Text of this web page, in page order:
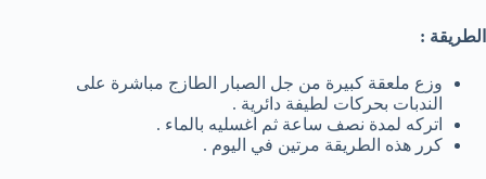
الطريقة :
وزع ملعقة كبيرة من جل الصبار الطازج مباشرة على
الندبات بحركات لطيفة دائرية .
اتركه لمدة نصف ساعة ثم اغسليه بالماء .
كرر هذه الطريقة مرتين في اليوم .